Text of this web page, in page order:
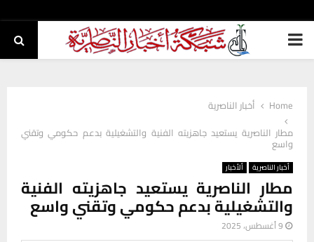
PRIMARY
Home
أخبار الناصرية
مطار الناصرية يستعيد جاهزيته الفنية والتشغيلية بدعم حكومي وتقني
واسع
أخبار الناصرية ألأخبار
مطار الناصرية يستعيد جاهزيته الفنية
والتشغيلية بدعم حكومي وتقني واسع
9 أغسطس، 2025